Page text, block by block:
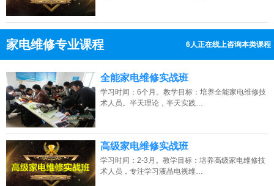
家电维修专业课程 12人正在线上咨询本类课程
点击免费咨询电话：13807313137
全能家电维修实战班
学习时间：6个月。教学目标：培养全能家电维修技
术人员。半天理论，半天实践…
高级家电维修实战班
学习时间：2-3月。教学目标：培养高级家电维修技
术人员，专注学习液晶电视维…